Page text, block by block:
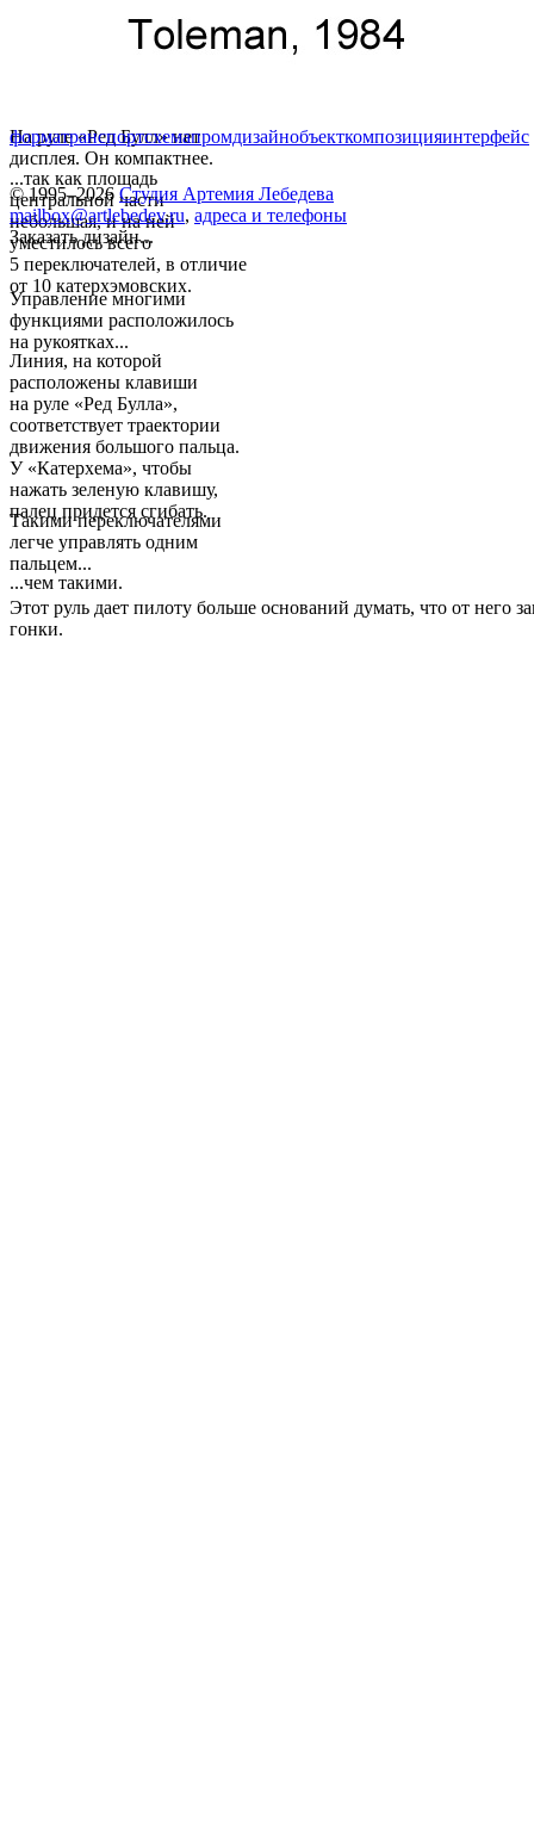
На руле «Ред Булл» нет
дисплея. Он компактнее.
...так как площадь
центральной части
небольшая, и на ней
уместилось всего
5 переключателей, в отличие
от 10 катерхэмовских.
Управление многими
функциями расположилось
на рукоятках...
Линия, на которой
расположены клавиши
на руле «Ред Булла»,
соответствует траектории
движения большого пальца.
У «Катерхема», чтобы
нажать зеленую клавишу,
палец придется сгибать.
Такими переключателями
легче управлять одним
пальцем...
...чем такими.
Этот руль дает пилоту больше оснований думать, что от него
гонки.
форматранспортсхемапромдизайнобъекткомпозицияинтерфейс
© 1995–2026 Студия Артемия Лебедева
mailbox@artlebedev.ru, адреса и телефоны
Заказать дизайн...